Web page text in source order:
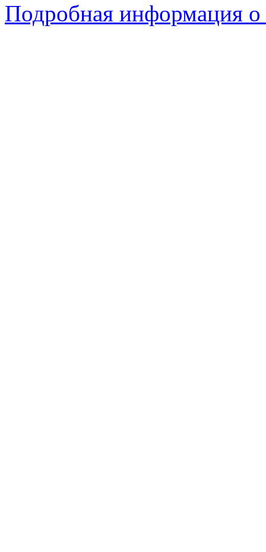
Подробная информация